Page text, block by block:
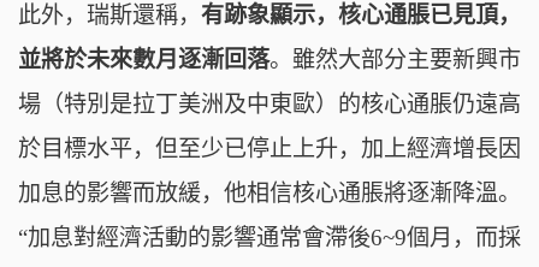
此外，瑞斯還稱， 有跡象顯示，核心通脹已見頂，
並將於未來數月逐漸回落。雖然大部分主要新興市
場（特別是拉丁美洲及中東歐）的核心通脹仍遠高
於目標水平，但至少已停止上升，加上經濟增長因
加息的影響而放緩，他相信核心通脹將逐漸降溫。
“加息對經濟活動的影響通常會滯後6~9個月，而採